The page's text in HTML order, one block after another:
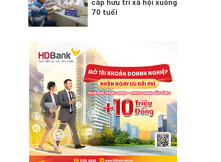
cấp hưu trí xã hội xuống
70 tuổi